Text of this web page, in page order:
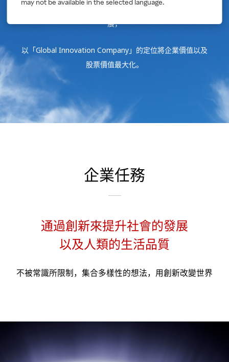
Media Room
Investors
Sustainability
Careers
在提供讓用戶和客戶高滿意度服務的同時，
展，
以「Global Innovation Company」 的定位將企業價值以及
股票價值最大化。
企業任務
通過創新來提升社會的發展
以及人類的生活品質
不被常識所限制，集合多樣性的想法，用創新改變世界